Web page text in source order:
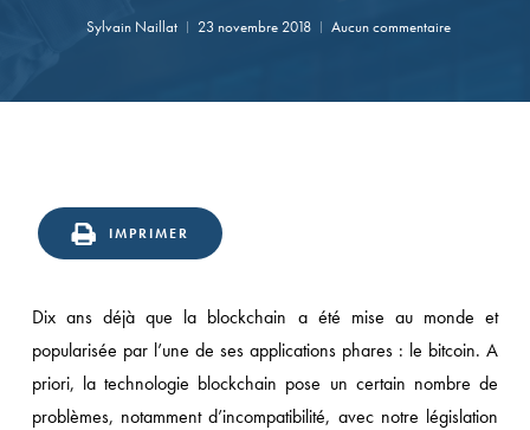
Sylvain Naillat 23 novembre 2018 Aucun commentaire
IMPRIMER
Dix ans déjà que la blockchain a été mise au monde et
popularisée par l’une de ses applications phares : le bitcoin. A
priori, la technologie blockchain pose un certain nombre de
problèmes, notamment d’incompatibilité, avec notre législation